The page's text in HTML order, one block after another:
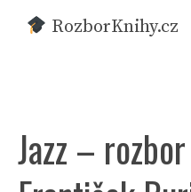
Přeskočit
RozborKnihy.cz
Jazz –